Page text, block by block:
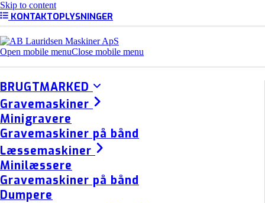
Skip to content
KONTAKTOPLYSNINGER
Open mobile menuClose mobile menu
BRUGTMARKED
Gravemaskiner
Minigravere
Gravemaskiner på bånd
Læssemaskiner
Minilæssere
Gravemaskiner på bånd
Dumpere